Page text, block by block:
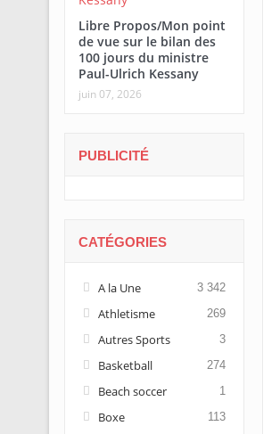
Libre Propos/Mon point
de vue sur le bilan des
100 jours du ministre
Paul-Ulrich Kessany
juin 07, 2026
PUBLICITÉ
CATÉGORIES
A la Une 3 342
Athletisme 269
Autres Sports 3
Basketball 274
Beach soccer 1
Boxe 113